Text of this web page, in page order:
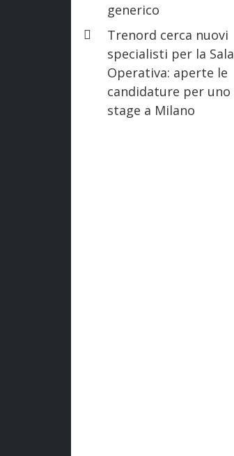
generico
Trenord cerca nuovi
specialisti per la Sala
Operativa: aperte le
candidature per uno
stage a Milano